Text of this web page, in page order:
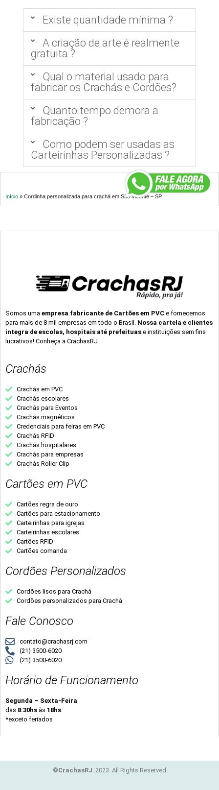
Existe quantidade mínima ?
A criação de arte é realmente
gratuita ?
Qual o material usado para
fabricar os Crachás e Cordões?
Quanto tempo demora a
fabricação ?
Como podem ser usadas as
Carteirinhas Personalizadas ?
Início » Cordinha personalizada para crachá em São Vicente – SP
Somos uma empresa fabricante de Cartões em PVC e fornecemos
para mais de 8 mil empresas em todo o Brasil. Nossa cartela e clientes
integra de escolas, hospitais até prefeituas e instituições sem fins
lucrativos! Conheça a CrachasRJ
Crachás
Crachás em PVC
Crachás escolares
Crachás para Eventos
Crachás magnéticos
Credenciais para feiras em PVC
Crachás RFID
Crachás hospitalares
Crachás para empresas
Crachás Roller Clip
Cartões em PVC
Cartões regra de ouro
Cartões para estacionamento
Carteirinhas para igrejas
Carteirinhas escolares
Cartões RFID
Cartões comanda
Cordões Personalizados
Cordões lisos para Crachá
Cordões personalizados para Crachá
Fale Conosco
contato@crachasrj.com
(21) 3500-6020
(21) 3500-6020
Horário de Funcionamento
Segunda – Sexta-Feira
das 8:30hs às 18hs
*exceto feriados
©CrachasRJ 2023. All Rights Reserved